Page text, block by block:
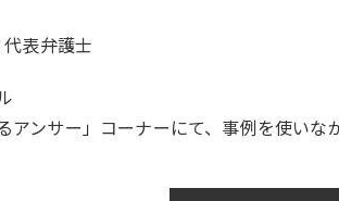
代表弁護士
アンサー」コーナーにて、事例を使い